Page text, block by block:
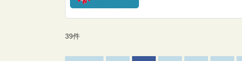
39件